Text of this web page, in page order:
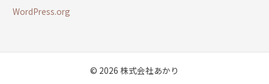
WordPress.org
© 2026 株式会社あかり